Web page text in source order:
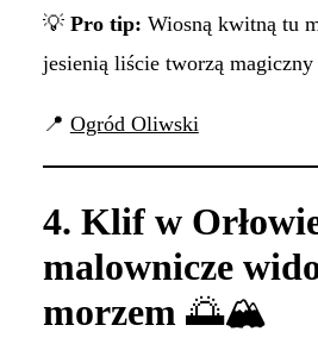
💡 Pro tip: Wiosną kwitną tu
jesienią liście tworzą
📍 Ogród Oliwski
4. Klif w
malownicze
morzem🌅🏔